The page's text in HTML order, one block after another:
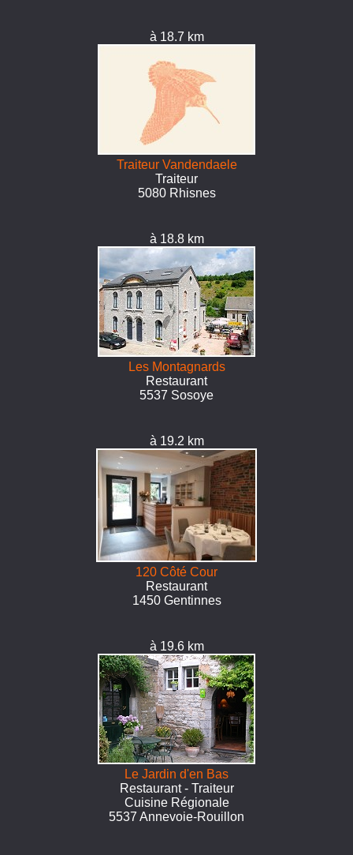
à 18.7 km
Traiteur Vandendaele
Traiteur
5080 Rhisnes
à 18.8 km
Les Montagnards
Restaurant
5537 Sosoye
à 19.2 km
120 Côté Cour
Restaurant
1450 Gentinnes
à 19.6 km
Le Jardin d'en Bas
Restaurant - Traiteur
Cuisine Régionale
5537 Annevoie-Rouillon